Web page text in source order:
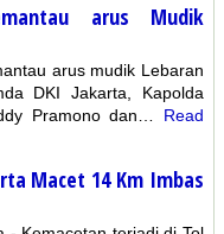
arus Mudik
arus mudik Lebaran
DKI Jakarta, Kapolda
Pramono dan…
Read
Macet 14 Km Imbas